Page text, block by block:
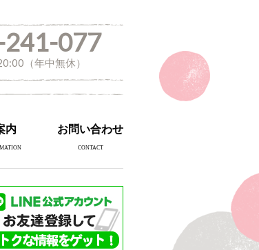
077
（年中無休）
内 お問い合わせ
CONTACT